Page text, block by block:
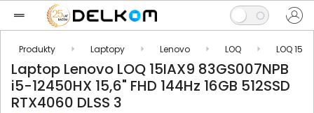
Produkty Laptopy Lenovo LOQ LOQ 15
Laptop Lenovo LOQ 15IAX9 83GS007NPB
i5-12450HX 15,6" FHD 144Hz 16GB 512SSD
RTX4060 DLSS 3